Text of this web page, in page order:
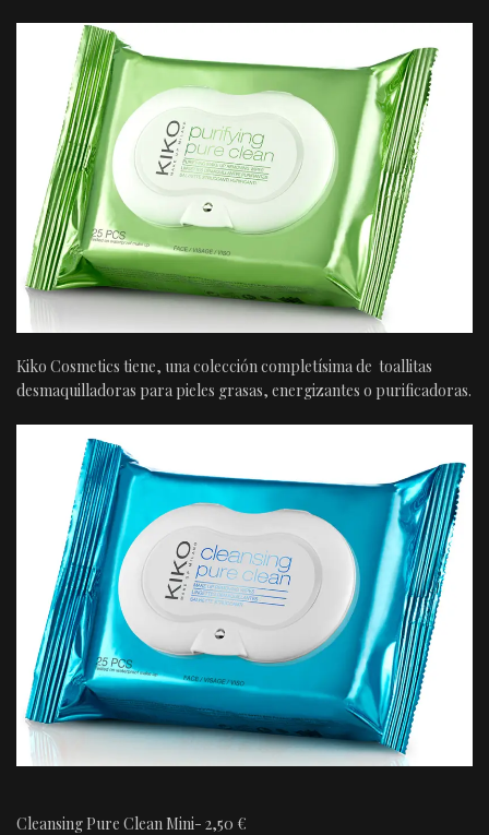
Kiko Cosmetics tiene, una colección completísima de toallitas
desmaquilladoras para pieles grasas, energizantes o purificadoras.
Cleansing Pure Clean Mini- 2,50 €